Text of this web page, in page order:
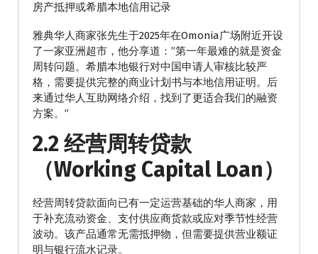
房产抵押或希腊本地信用记录
雅典华人商家张先生于2025年在Omonia广场附近开设
了一家亚洲超市，他分享道：”第一年最难的就是资金
周转问题。希腊本地银行对中国申请人审核比较严
格，需要提供完整的商业计划书与本地信用证明。后
来通过华人互助网络介绍，找到了更适合我们的融资
方案。”
2.2 经营周转贷款
（Working Capital Loan）
经营周转贷款面向已有一定运营基础的华人商家，用
于补充流动资金、支付供应商货款或应对季节性经营
波动。该产品通常无需抵押物，但需要提供营业额证
明与银行流水记录。